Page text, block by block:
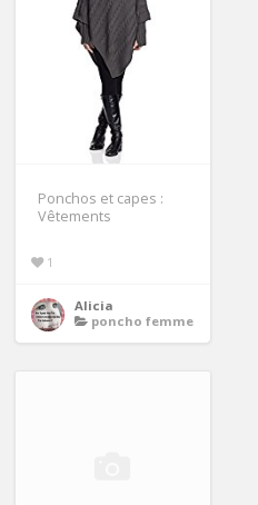
Ponchos et capes :
Vêtements
1
Alicia
poncho femme